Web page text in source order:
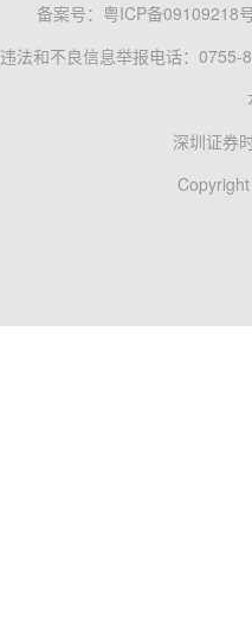
备案号： 粤ICP备09109218
违法和不良信息举报电话：0755-
深圳证券